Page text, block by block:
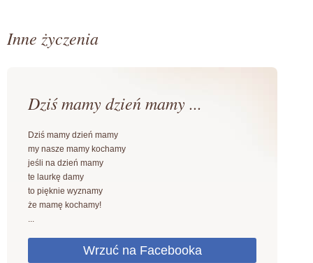
Inne życzenia
Dziś mamy dzień mamy ...
Dziś mamy dzień mamy
my nasze mamy kochamy
jeśli na dzień mamy
te laurkę damy
to pięknie wyznamy
że mamę kochamy!
...